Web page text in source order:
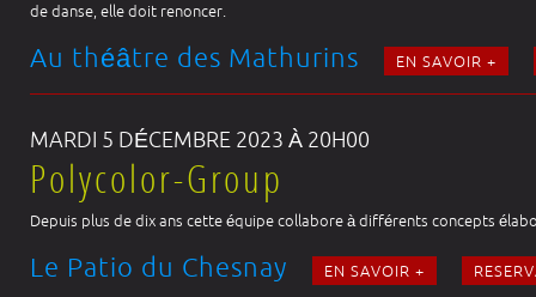
de danse, elle doit renoncer.
Au théâtre des Mathurins EN SAVOIR +
MARDI 5 DÉCEMBRE 2023 À 20H00
Polycolor-Group
Depuis plus de dix ans cette équipe collabore à différents concepts
Le Patio du Chesnay EN SAVOIR +